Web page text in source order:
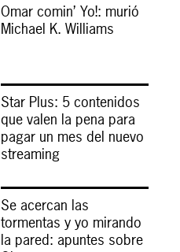
Omar comin’ Yo!: murió
Michael K. Williams
Star Plus: 5 contenidos
que valen la pena para
pagar un mes del nuevo
streaming
Se acercan las
tormentas y yo mirando
la pared: apuntes sobre